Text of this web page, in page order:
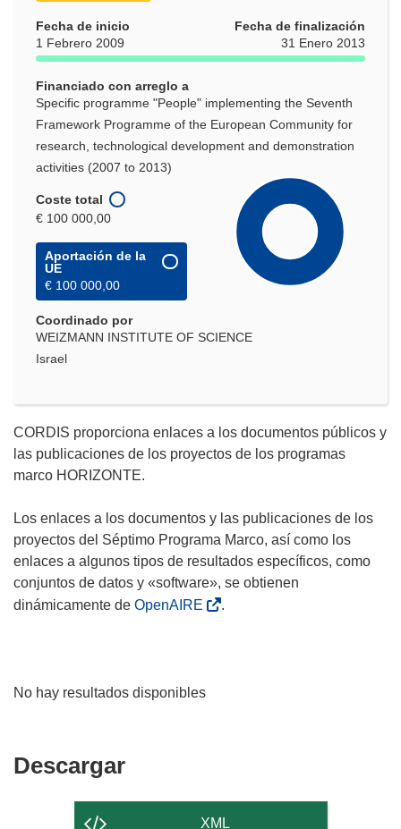
Fecha de inicio
1 Febrero 2009
Fecha de finalización
31 Enero 2013
Financiado con arreglo a
Specific programme "People" implementing the Seventh
Framework Programme of the European Community for
research, technological development and demonstration
activities (2007 to 2013)
Coste total
€ 100 000,00
Aportación de la
UE
€ 100 000,00
Coordinado por
WEIZMANN INSTITUTE OF SCIENCE
Israel
CORDIS proporciona enlaces a los documentos públicos y
las publicaciones de los proyectos de los programas
marco HORIZONTE.
Los enlaces a los documentos y las publicaciones de los
proyectos del Séptimo Programa Marco, así como los
enlaces a algunos tipos de resultados específicos, como
conjuntos de datos y «software», se obtienen
dinámicamente de OpenAIRE .
No hay resultados disponibles
DescargarDescargar
contenido
XML